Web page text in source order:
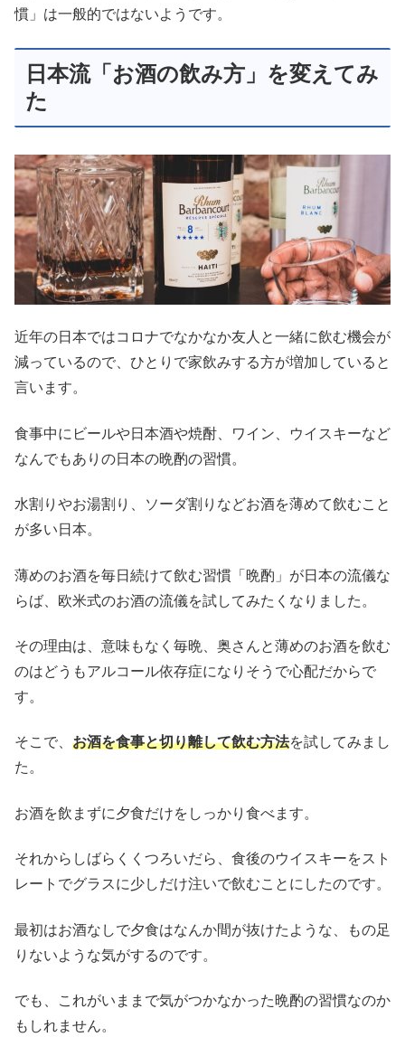
慣」は一般的ではないようです。
日本流「お酒の飲み方」を変えてみ
た
近年の日本ではコロナでなかなか友人と一緒に飲む機会が
減っているので、ひとりで家飲みする方が増加していると
言います。
食事中にビールや日本酒や焼酎、ワイン、ウイスキーなど
なんでもありの日本の晩酌の習慣。
水割りやお湯割り、ソーダ割りなどお酒を薄めて飲むこと
が多い日本。
薄めのお酒を毎日続けて飲む習慣「晩酌」が日本の流儀な
らば、欧米式のお酒の流儀を試してみたくなりました。
その理由は、意味もなく毎晩、奥さんと薄めのお酒を飲む
のはどうもアルコール依存症になりそうで心配だからで
す。
そこで、 お酒を食事と切り離して飲む方法を試してみまし
た。
お酒を飲まずに夕食だけをしっかり食べます。
それからしばらくくつろいだら、食後のウイスキーをスト
レートでグラスに少しだけ注いで飲むことにしたのです。
最初はお酒なしで夕食はなんか間が抜けたような、もの足
りないような気がするのです。
でも、これがいままで気がつかなかった晩酌の習慣なのか
もしれません。